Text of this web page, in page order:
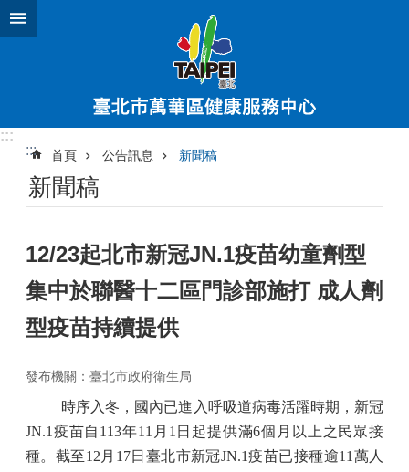
跳到主要內容區塊
:::
:::
首頁 公告訊息 新聞稿
新聞稿
12/23起北市新冠JN.1疫苗幼童劑型
集中於聯醫十二區門診部施打 成人劑
型疫苗持續提供
發布機關：臺北市政府衛生局
時序入冬，國內已進入呼吸道病毒活躍時期，新冠
JN.1 疫苗自 113年11 月 1 日起提供滿6個月以上之民眾接
種。截至12 月 17日臺北市新冠JN.1疫苗已接種逾11 萬人